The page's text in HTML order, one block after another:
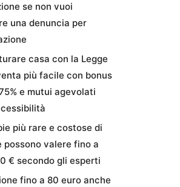
se non vuoi
una denuncia per
casa con la Legge
più facile con bonus
e mutui agevolati
più rare e costose di
possono valere fino a
€ secondo gli esperti
fino a 80 euro anche